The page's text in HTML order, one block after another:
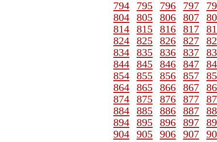
794 795 796 797
804
805 806 807
814
815 816 817
824
825 826 827
834
835 836 837
844
845 846 847
854
855 856 857
864
865 866 867
874
875 876 877
884
885 886 887
894
895 896 897
904
905 906 907